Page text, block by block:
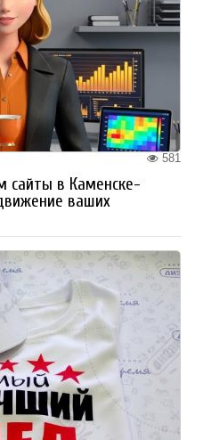
581
сайты в Каменске-
ваших